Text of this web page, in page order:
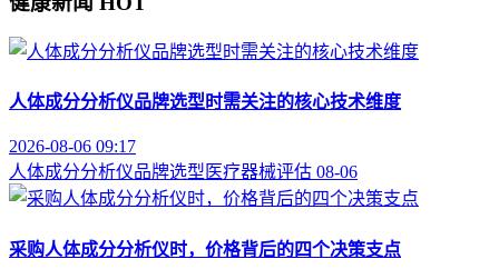
人体成分分析仪品牌选型时需关注的核心技术维度
2026-08-06 09:17
人体成分分析仪品牌选型 医疗器械评估 08-06
采购人体成分分析仪时，价格背后的四个决策支点